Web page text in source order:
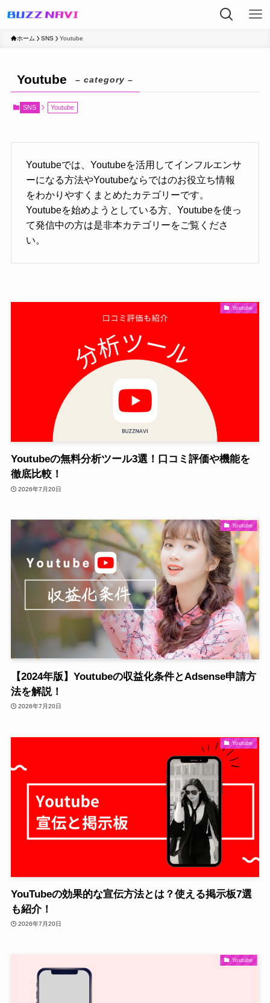
ホーム SNS Youtube
Youtube – category –
SNS Youtube
Youtubeでは、Youtubeを活用してインフルエンサ
ーになる方法やYoutubeならではのお役立ち情報
をわかりやすくまとめたカテゴリーです。
Youtubeを始めようとしている方、Youtubeを使っ
て発信中の方は是非本カテゴリーをご覧くださ
い。
Youtube
Youtubeの無料分析ツール3選！口コミ評価や機能を
徹底比較！
2026年7月20日
Youtube
【2024年版】Youtubeの収益化条件とAdsense申請方
法を解説！
2026年7月20日
Youtube
YouTubeの効果的な宣伝方法とは？使える掲示板7選
も紹介！
2026年7月20日
Youtube